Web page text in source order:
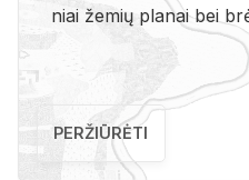
niai že­mių pla­nai bei
PERŽIŪRĖTI